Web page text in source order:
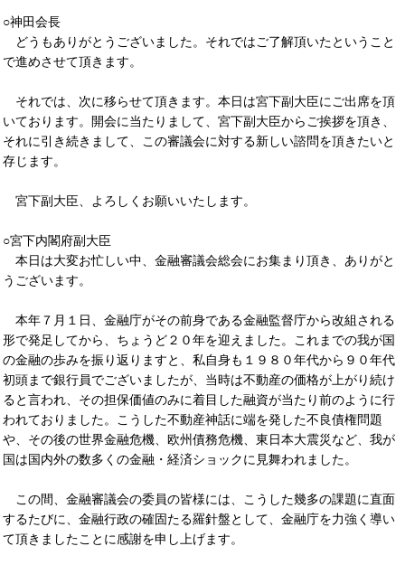
○神田会長
どうもありがとうございました。それではご了解頂いたということ
で進めさせて頂きます。
それでは、次に移らせて頂きます。本日は宮下副大臣にご出席を頂
いております。開会に当たりまして、宮下副大臣からご挨拶を頂き、
それに引き続きまして、この審議会に対する新しい諮問を頂きたいと
存じます。
宮下副大臣、よろしくお願いいたします。
○宮下内閣府副大臣
本日は大変お忙しい中、金融審議会総会にお集まり頂き、ありがと
うございます。
本年７月１日、金融庁がその前身である金融監督庁から改組される
形で発足してから、ちょうど２０年を迎えました。これまでの我が国
の金融の歩みを振り返りますと、私自身も１９８０年代から９０年代
初頭まで銀行員でございましたが、当時は不動産の価格が上がり続け
ると言われ、その担保価値のみに着目した融資が当たり前のように行
われておりました。こうした不動産神話に端を発した不良債権問題
や、その後の世界金融危機、欧州債務危機、東日本大震災など、我が
国は国内外の数多くの金融・経済ショックに見舞われました。
この間、金融審議会の委員の皆様には、こうした幾多の課題に直面
するたびに、金融行政の確固たる羅針盤として、金融庁を力強く導い
て頂きましたことに感謝を申し上げます。